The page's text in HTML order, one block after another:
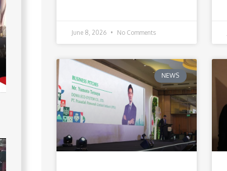
June 8, 2026 No Comments
NEWS